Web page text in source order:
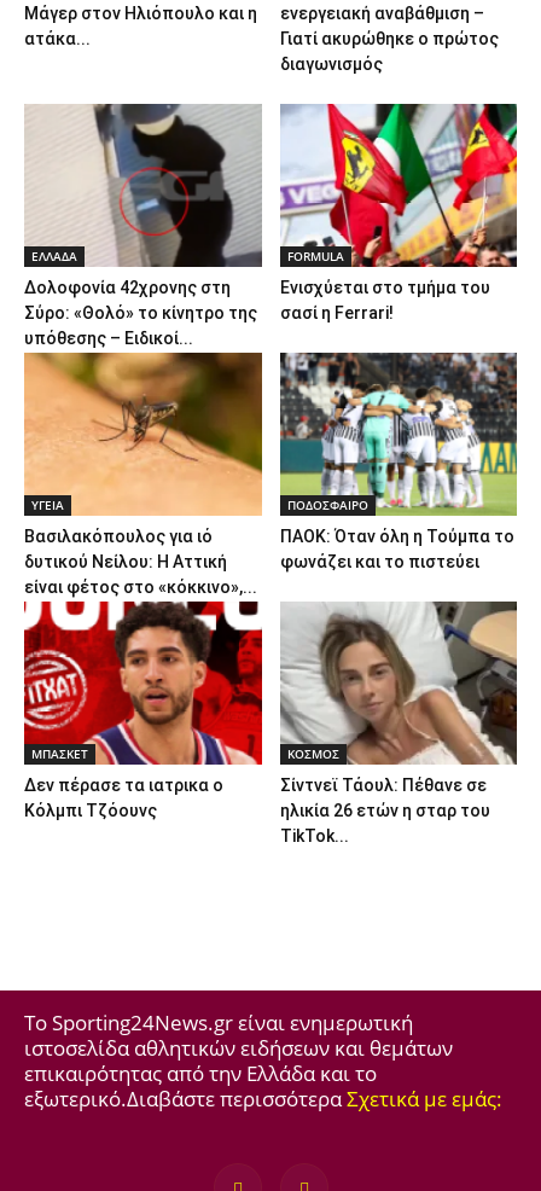
Μάγερ στον Ηλιόπουλο και η
ατάκα...
ενεργειακή αναβάθμιση –
Γιατί ακυρώθηκε ο πρώτος
διαγωνισμός
ΕΛΛΑΔΑ
Δολοφονία 42χρονης στη
Σύρο: «Θολό» το κίνητρο της
υπόθεσης – Ειδικοί...
FORMULA
Ενισχύεται στο τμήμα του
σασί η Ferrari!
ΥΓΕΙΑ
Βασιλακόπουλος για ιό
δυτικού Νείλου: Η Αττική
είναι φέτος στο «κόκκινο»,...
ΠΟΔΟΣΦΑΙΡΟ
ΠΑΟΚ: Όταν όλη η Τούμπα το
φωνάζει και το πιστεύει
ΜΠΑΣΚΕΤ
Δεν πέρασε τα ιατρικα ο
Κόλμπι Τζόουνς
ΚΟΣΜΟΣ
Σίντνεϊ Τάουλ: Πέθανε σε
ηλικία 26 ετών η σταρ του
TikTok...
Το Sporting24News.gr είναι ενημερωτική
ιστοσελίδα αθλητικών ειδήσεων και θεμάτων
επικαιρότητας από την Ελλάδα και το
εξωτερικό.Διαβάστε περισσότεραΣχετικά με εμάς: